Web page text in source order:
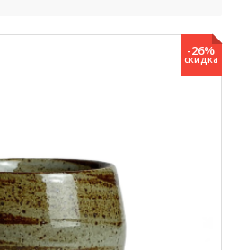
-26%
скидка